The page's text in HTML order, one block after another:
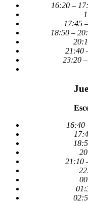
16:20 –
17:45
18:50 –
21:40
23:20
16:40
21:10